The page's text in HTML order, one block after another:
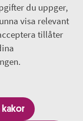
du uppger,
visa relevant
tillåter
kakor